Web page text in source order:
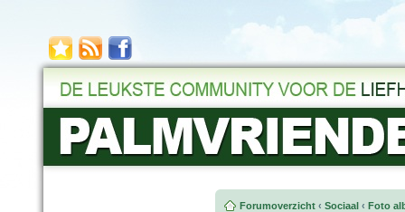
Forumoverzicht ‹ Sociaal ‹ Foto